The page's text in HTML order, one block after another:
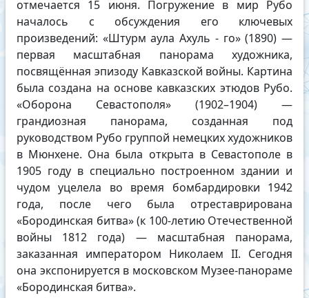
отмечается 15 июня. Погружение в мир Рубо
началось с обсуждения его ключевых
произведений: «Штурм аула Ахуль - го» (1890) —
первая масштабная панорама художника,
посвящённая эпизоду Кавказской войны. Картина
была создана на основе кавказских этюдов Рубо.
«Оборона Севастополя» (1902–1904) —
грандиозная панорама, созданная под
руководством Рубо группой немецких художников
в Мюнхене. Она была открыта в Севастополе в
1905 году в специально построенном здании и
чудом уцелела во время бомбардировки 1942
года, после чего была отреставрирована
«Бородинская битва» (к 100-летию Отечественной
войны 1812 года) — масштабная панорама,
заказанная императором Николаем II. Сегодня
она экспонируется в московском Музее-панораме
«Бородинская битва».